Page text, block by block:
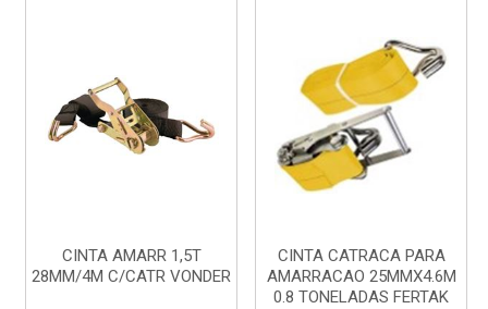
CINTA AMARR 1,5T
28MM/4M C/CATR VONDER
CINTA CATRACA PARA
AMARRACAO 25MMX4.6M
0.8 TONELADAS FERTAK